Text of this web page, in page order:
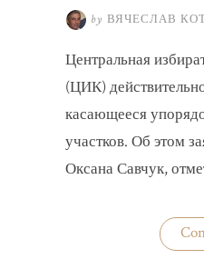
by ВЯЧЕСЛАВ
Центральная
(ЦИК)
касающееся
участков. Об этом
Оксана Савчук,